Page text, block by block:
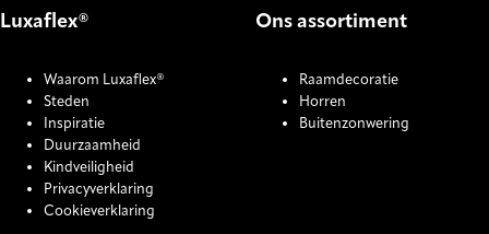
Luxaflex®
Waarom Luxaflex®
Steden
Inspiratie
Duurzaamheid
Kindveiligheid
Privacyverklaring
Cookieverklaring
Ons assortiment
Raamdecoratie
Horren
Buitenzonwering